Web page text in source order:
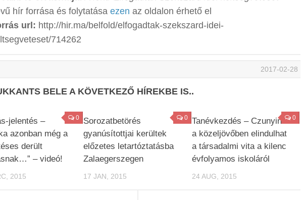
hír forrása és folytatása ezen az oldalon érhető el
url: http://hir.ma/belfold/elfogadtak-szekszard-idei-
714262
2017-02-28
BELE A KÖVETKEZŐ HÍREKBE IS..
0
jelentés –
azonban még a
derült
– videó!
2015
0
Sorozatbetörés
gyanúsítottjai kerültek
előzetes letartóztatásba
Zalaegerszegen
17 JAN, 2015
0
Tanévkezdés – Czunyiné:
a közeljövőben elindulhat
a társadalmi vita a kilenc
évfolyamos iskoláról
24 AUG, 2015